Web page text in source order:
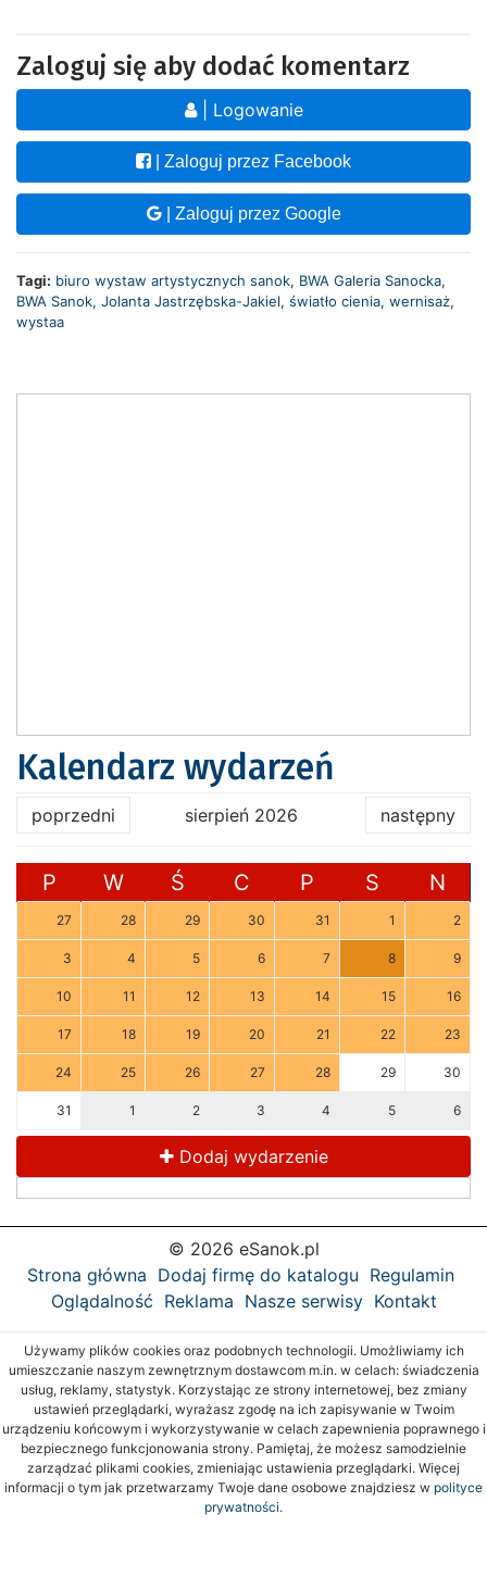
Zaloguj się aby dodać komentarz
| Logowanie
| Zaloguj przez Facebook
| Zaloguj przez Google
Tagi: biuro wystaw artystycznych sanok, BWA Galeria Sanocka,
BWA Sanok, Jolanta Jastrzębska-Jakiel, światło cienia, wernisaż,
wystaa
Kalendarz wydarzeń
poprzedni sierpień 2026 następny
P W Ś C P S N
27 28 29 30 31 1 2
3 4 5 6 7 8 9
10 11 12 13 14 15 16
17 18 19 20 21 22 23
24 25 26 27 28 29 30
31 1 2 3 4 5 6
Dodaj wydarzenie
© 2026 eSanok.pl
Strona główna Dodaj firmę do katalogu Regulamin
Oglądalność Reklama Nasze serwisy Kontakt
Używamy plików cookies oraz podobnych technologii. Umożliwiamy ich
umieszczanie naszym zewnętrznym dostawcom m.in. w celach: świadczenia
usług, reklamy, statystyk. Korzystając ze strony internetowej, bez zmiany
ustawień przeglądarki, wyrażasz zgodę na ich zapisywanie w Twoim
urządzeniu końcowym i wykorzystywanie w celach zapewnienia poprawnego i
bezpiecznego funkcjonowania strony. Pamiętaj, że możesz samodzielnie
zarządzać plikami cookies, zmieniając ustawienia przeglądarki. Więcej
informacji o tym jak przetwarzamy Twoje dane osobowe znajdziesz w polityce
prywatności.